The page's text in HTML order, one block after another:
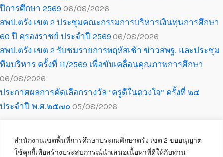
สำนักงานเขตพื้นที่การศึกษาประถมศึกษาตรัง เขต 2 ขออนุญาต
ใช้คุกกี้เพื่อสร้างประสบการณ์นำเสนอเนื้อหาที่ดีให้กับท่าน ''
ปีการศึกษา 2569 06/08/2026
สพป.ตรัง เขต 2 ประชุมคณะกรรมการบริหารเงินทุนการศึกษา
60 ปี ครองราชย์ ประจำปี 2569 06/08/2026
สพป.ตรัง เขต 2 รับชมรายการพฤหัสเช้า ข่าวสพฐ. และประชุม
ทีมบริหาร ครั้งที่ 11/2569 เพื่อขับเคลื่อนคุณภาพการศึกษา
06/08/2026
ประกาศผลการคัดเลือกรางวัล “ครูดีในดวงใจ” ครั้งที่ ๒๔
ประจำปี พ.ศ.๒๕๗๐ 05/08/2026